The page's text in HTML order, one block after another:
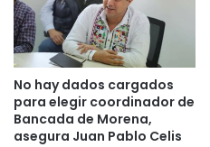
No hay dados cargados
para elegir coordinador de
Bancada de Morena,
asegura Juan Pablo Celis